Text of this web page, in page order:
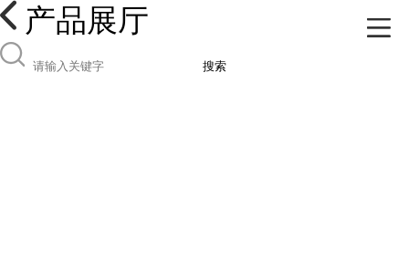
产品展厅
搜索